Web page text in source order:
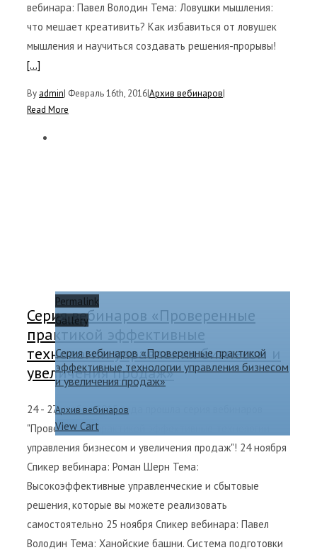
вебинара: Павел Володин Тема: Ловушки мышления:
что мешает креативить? Как избавиться от ловушек
мышления и научиться создавать решения-прорывы!
[...]
By admin| Февраль 16th, 2016|Архив вебинаров|
Read More
Permalink
Gallery
Серия вебинаров «Проверенные практикой
эффективные технологии управления бизнесом
и увеличения продаж»
Архив вебинаров
View Cart
Серия вебинаров «Проверенные
практикой эффективные
технологии управления бизнесом и
увеличения продаж»
24 - 27 ноября 2015 года прошла серия вебинаров
"Проверенные практикой эффективные технологии
управления бизнесом и увеличения продаж"! 24 ноября
Спикер вебинара: Роман Шерн Тема:
Высокоэффективные управленческие и сбытовые
решения, которые вы можете реализовать
самостоятельно 25 ноября Спикер вебинара: Павел
Володин Тема: Ханойские башни. Система подготовки